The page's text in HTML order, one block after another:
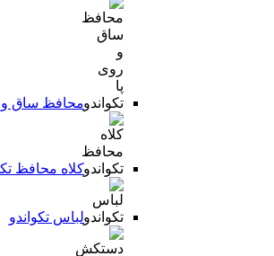
محافظ ساق و
کلاه محافظ
لباس تکواندو